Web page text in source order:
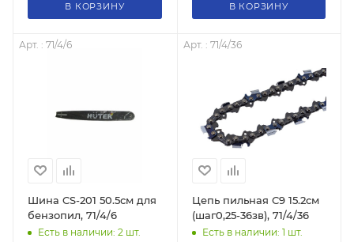
В КОРЗИНУ В КОРЗИНУ
Арт. : 71/4/6
Шина CS-201 50.5см для
бензопил, 71/4/6
Есть в наличии: 2 шт.
Арт. : 71/4/36
Цепь пильная С9 15.2см
(шаг0,25-36зв), 71/4/36
Есть в наличии: 1 шт.